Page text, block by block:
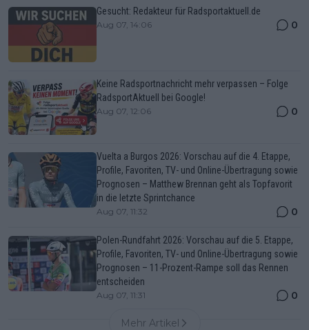
Gesucht: Redakteur für Radsportaktuell.de
Aug 07, 14:06 0
Keine Radsportnachricht mehr verpassen – Folge
RadsportAktuell bei Google!
Aug 07, 12:06 0
Vuelta a Burgos 2026: Vorschau auf die 4. Etappe,
Profile, Favoriten, TV- und Online-Übertragung sowie
Prognosen – Matthew Brennan geht als Topfavorit
in die letzte Sprintchance
Aug 07, 11:32 0
Polen-Rundfahrt 2026: Vorschau auf die 5. Etappe,
Profile, Favoriten, TV- und Online-Übertragung sowie
Prognosen – 11-Prozent-Rampe soll das Rennen
entscheiden
Aug 07, 11:31 0
Mehr Artikel